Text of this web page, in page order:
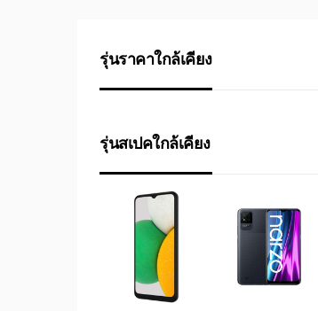
รุ่นราคาใกล้เคียง
รุ่นสเปคใกล้เคียง